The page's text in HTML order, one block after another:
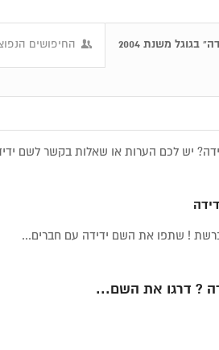
בגוגל משנת 2004 החיפושים
יש לכם הערות או שאלות בקשר לשם
! שתפו את השם ידידה עם חברים...
? דרגו את השם...